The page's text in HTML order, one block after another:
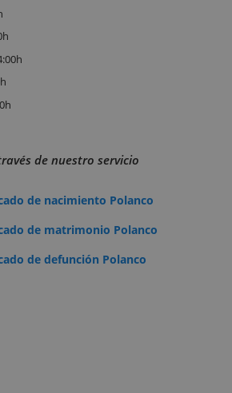
de nuestro servicio
de nacimiento Polanco
de matrimonio Polanco
de defunción Polanco